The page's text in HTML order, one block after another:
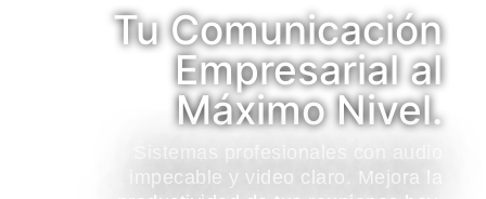
Tu Comunicación
Empresarial al
Máximo Nivel.
Sistemas profesionales con audio
impecable y video claro. Mejora la